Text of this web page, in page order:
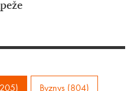
Byznys (804)